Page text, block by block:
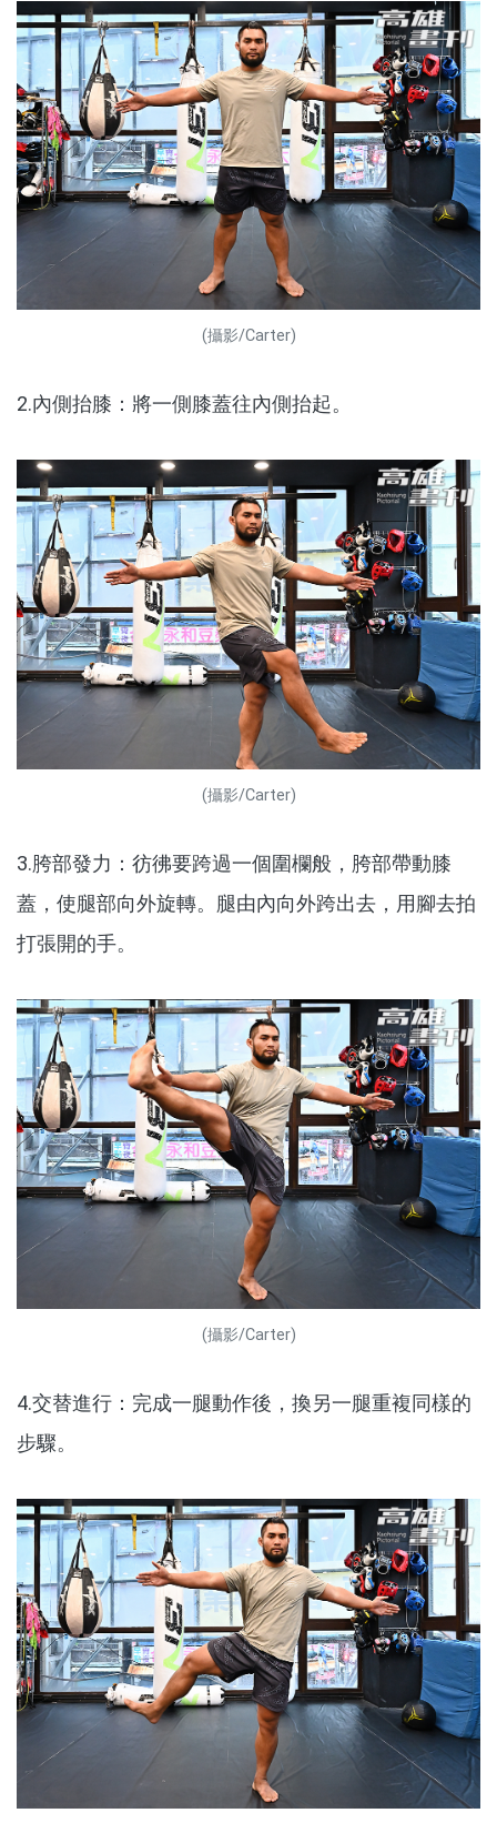
(攝影/Carter)
2.內側抬膝：將一側膝蓋往內側抬起。
(攝影/Carter)
3.胯部發力：彷彿要跨過一個圍欄般，胯部帶動膝
蓋，使腿部向外旋轉。腿由內向外跨出去，用腳去拍
打張開的手。
(攝影/Carter)
4.交替進行：完成一腿動作後，換另一腿重複同樣的
步驟。